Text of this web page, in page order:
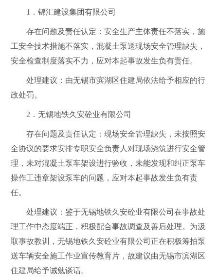
1 ．锦汇建设集团有限公司
存在问题及责任认定：安全生产主体责任不落实，施
工安全技术措施不落实，混凝土泵送现场安全管理缺失，
安全检查制度落实不力，应对本起事故发生负有责任。
处理建议：由无锡市滨湖区住建局依法给予相应的行
政处罚。
2 ．无锡地铁久安砼业有限公司
存在问题及责任认定：现场安全管理缺失，未按照安
全协议的要求安排专职安全负责人对现场浇筑进行安全管
理，未对混凝土泵车架设进行验收，未能发现和纠正泵车
操作工违章架设泵车的问题，应对本起事故发生负有责
任。
处理建议：鉴于无锡地铁久安砼业有限公司在事故处
理工作中态度端正，积极配合事故调查及善后处理。为汲
取事故教训，无锡地铁久安砼业有限公司 正在积极筹拍泵
送车辆安全施工作业宣传教育片，故建议由无锡市滨湖区
住建局给予诫勉谈话。